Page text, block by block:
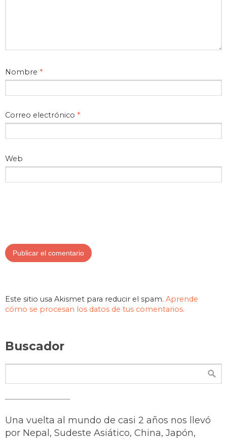
Nombre *
Correo electrónico *
Web
Este sitio usa Akismet para reducir el spam. Aprende
cómo se procesan los datos de tus comentarios.
Buscador
Una vuelta al mundo de casi 2 años nos llevó
por Nepal, Sudeste Asiático, China, Japón,